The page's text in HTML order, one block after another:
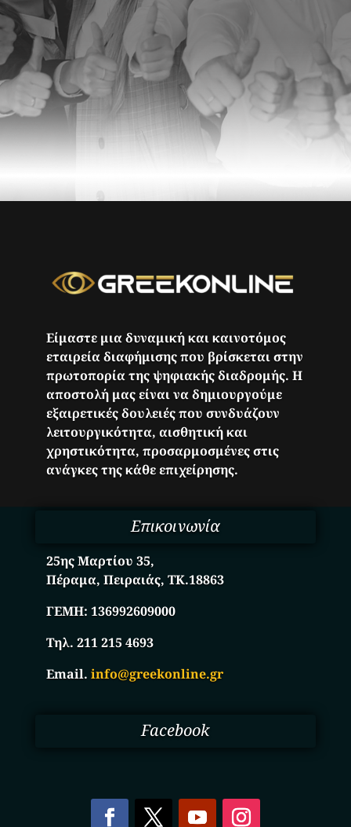
Είμαστε μια δυναμική και καινοτόμος
εταιρεία διαφήμισης που βρίσκεται στην
πρωτοπορία της ψηφιακής διαδρομής. Η
αποστολή μας είναι να δημιουργούμε
εξαιρετικές δουλειές που συνδυάζουν
λειτουργικότητα, αισθητική και
χρηστικότητα, προσαρμοσμένες στις
ανάγκες της κάθε επιχείρησης.
Επικοινωνία
25ης Μαρτίου 35,
Πέραμα, Πειραιάς, ΤΚ.18863
ΓΕΜΗ:136992609000
Τηλ. 211 215 4693
Email.info@greekonline.gr
Facebook